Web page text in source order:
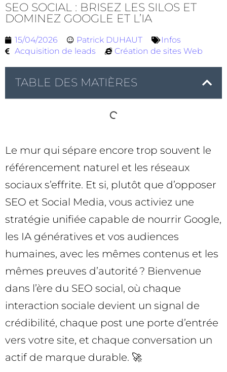
SEO SOCIAL : BRISEZ LES SILOS ET
DOMINEZ GOOGLE ET L’IA
15/04/2026 Patrick DUHAUT
Infos
Acquisition de leads
Création de sites Web
TABLE DES MATIÈRES
Le mur qui sépare encore trop souvent le
référencement naturel et les réseaux
sociaux s’effrite. Et si, plutôt que d’opposer
SEO et Social Media, vous activiez une
stratégie unifiée capable de nourrir Google,
les IA génératives et vos audiences
humaines, avec les mêmes contenus et les
mêmes preuves d’autorité ? Bienvenue
dans l’ère du SEO social, où chaque
interaction sociale devient un signal de
crédibilité, chaque post une porte d’entrée
vers votre site, et chaque conversation un
actif de marque durable. 🚀